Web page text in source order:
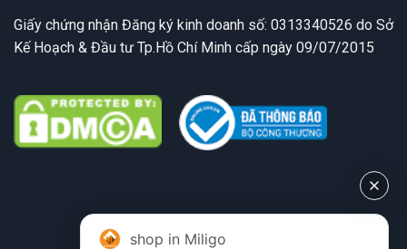
Giấy chứng nhận Đăng ký kinh doanh số: 0313340526 do Sở
Kế Hoạch & Đầu tư Tp.Hồ Chí Minh cấp ngày 09/07/2015
shop in Miligo